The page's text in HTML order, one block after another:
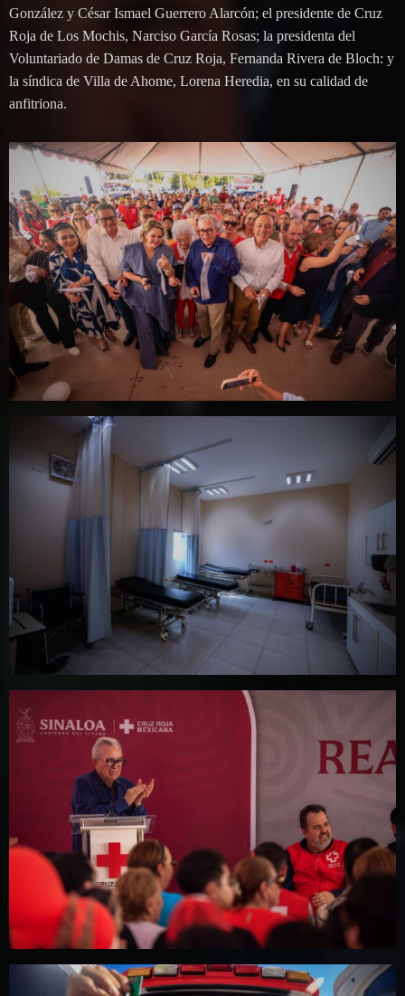
González y César Ismael Guerrero Alarcón; el presidente de Cruz
Roja de Los Mochis, Narciso García Rosas; la presidenta del
Voluntariado de Damas de Cruz Roja, Fernanda Rivera de Bloch: y
la síndica de Villa de Ahome, Lorena Heredia, en su calidad de
anfitriona.